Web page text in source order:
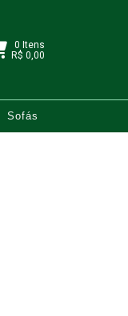
0 Itens
R$ 0,00
Sofás